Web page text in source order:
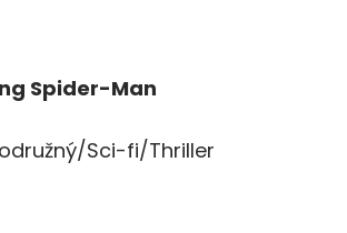
Spider-Man
Sci-fi/Thriller